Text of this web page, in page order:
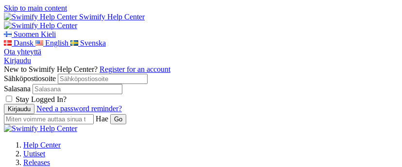
Skip to main content
Swimify Help Center
Suomen Kieli
Dansk
English
Svenska
Ota yhteyttä
Kirjaudu
New to Swimify Help Center? Register for an account
Sähköpostiosoite
Salasana
Stay Logged In?
Need a password reminder?
Hae
Help Center
Uutiset
Releases